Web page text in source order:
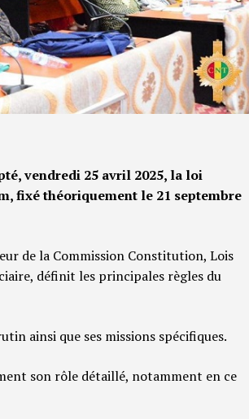
vendredi 25 avril 2025, la loi
fixé théoriquement le 21 septembre
de la Commission Constitution, Lois
définit les principales règles du
ainsi que ses missions spécifiques.
son rôle détaillé, notamment en ce